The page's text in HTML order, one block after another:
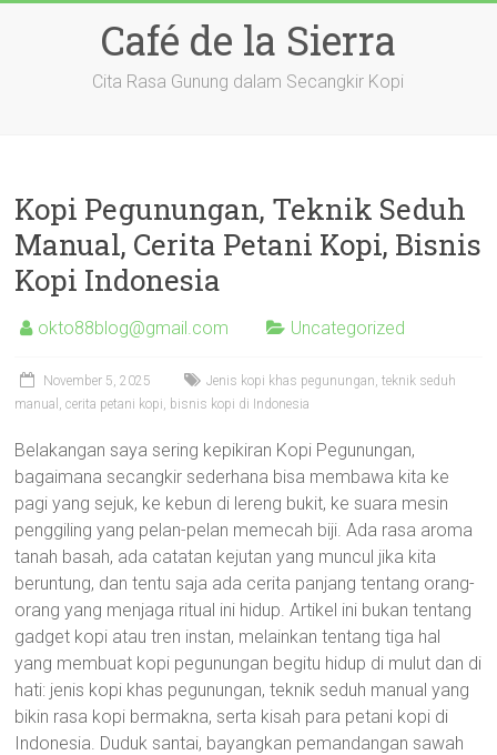
Café de la Sierra
Cita Rasa Gunung dalam Secangkir Kopi
Kopi Pegunungan, Teknik Seduh
Manual, Cerita Petani Kopi, Bisnis
Kopi Indonesia
okto88blog@gmail.com Uncategorized
November 5, 2025
Jenis kopi khas pegunungan, teknik seduh
manual, cerita petani kopi, bisnis kopi di Indonesia
Belakangan saya sering kepikiran Kopi Pegunungan,
bagaimana secangkir sederhana bisa membawa kita ke
pagi yang sejuk, ke kebun di lereng bukit, ke suara mesin
penggiling yang pelan-pelan memecah biji. Ada rasa aroma
tanah basah, ada catatan kejutan yang muncul jika kita
beruntung, dan tentu saja ada cerita panjang tentang orang-
orang yang menjaga ritual ini hidup. Artikel ini bukan tentang
gadget kopi atau tren instan, melainkan tentang tiga hal
yang membuat kopi pegunungan begitu hidup di mulut dan di
hati: jenis kopi khas pegunungan, teknik seduh manual yang
bikin rasa kopi bermakna, serta kisah para petani kopi di
Indonesia. Duduk santai, bayangkan pemandangan sawah